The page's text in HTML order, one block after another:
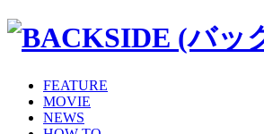
FEATURE
MOVIE
NEWS